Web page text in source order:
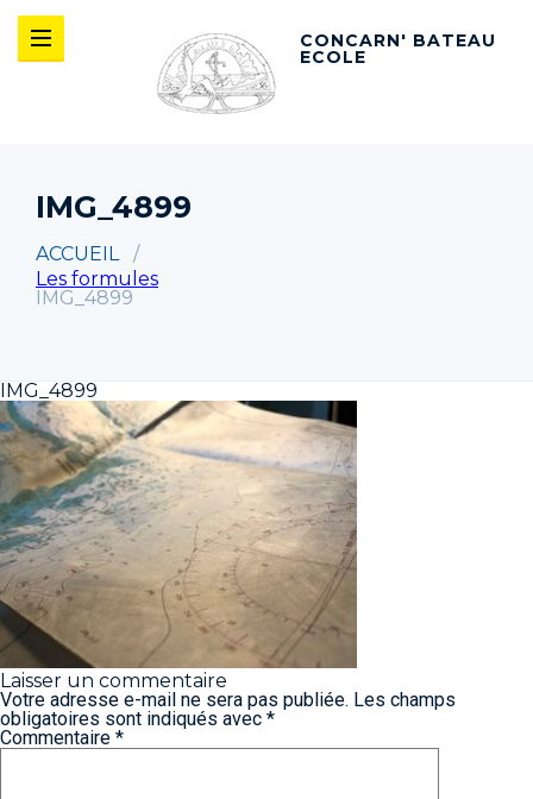
CONCARN' BATEAU
ECOLE
IMG_4899
ACCUEIL
Les formules
IMG_4899
IMG_4899
Laisser un commentaire
Votre adresse e-mail ne sera pas publiée. Les champs
obligatoires sont indiqués avec *
Commentaire *